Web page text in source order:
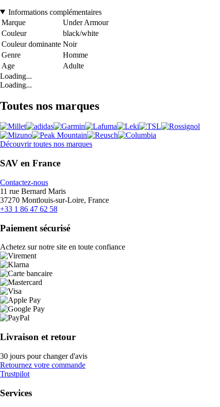
Informations complémentaires
Marque
Under Armour
Couleur
black/white
Couleur dominante Noir
Genre
Homme
Age
Adulte
Loading...
Loading...
Toutes nos marques
Découvrir toutes nos marques
SAV en France
Contactez-nous
11 rue Bernard Maris
37270 Montlouis-sur-Loire, France
+33 1 86 47 62 58
Paiement sécurisé
Achetez sur notre site en toute confiance
Livraison et retour
30 jours pour changer d'avis
Retournez votre commande
Trustpilot
Services